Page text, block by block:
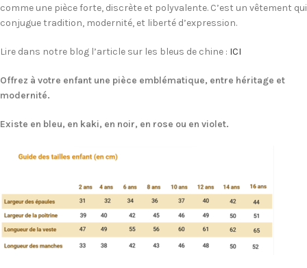
comme une pièce forte, discrète et polyvalente. C’est un vêtement qui
conjugue tradition, modernité, et liberté d’expression.
Lire dans notre blog l’article sur les bleus de chine : ICI
Offrez à votre enfant une pièce emblématique, entre héritage et
modernité.
Existe en bleu, en kaki, en noir, en rose ou en violet.